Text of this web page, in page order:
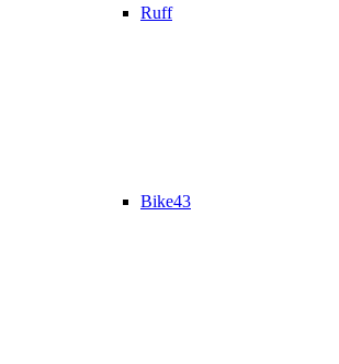
Ruff
Bike43